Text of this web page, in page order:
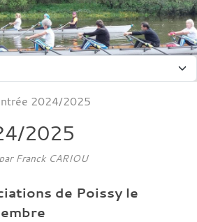
2024/2025
2025
par Franck CARIOU
de Poissy le
cookies